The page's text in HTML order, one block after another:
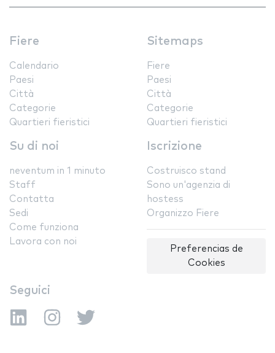
Fiere
Calendario
Paesi
Città
Categorie
Quartieri fieristici
Sitemaps
Fiere
Paesi
Città
Categorie
Quartieri fieristici
Su di noi
neventum in 1 minuto
Staff
Contatta
Sedi
Come funziona
Lavora con noi
Iscrizione
Costruisco stand
Sono un'agenzia di
hostess
Organizzo Fiere
Preferencias de
Cookies
Seguici